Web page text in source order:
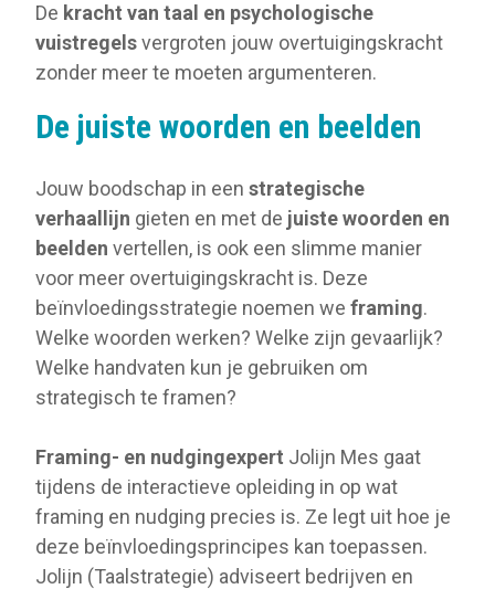
De kracht van taal en psychologische
vuistregelsvergroten jouw overtuigingskracht
zonder meer te moeten argumenteren.
De juiste woorden en beelden
Jouw boodschap in een strategische
verhaallijn gieten en met de juiste woorden en
beelden vertellen, is ook een slimme manier
voor meer overtuigingskracht is. Deze
beïnvloedingsstrategie noemen we framing.
Welke woorden werken? Welke zijn gevaarlijk?
Welke handvaten kun je gebruiken om
strategisch te framen?
Framing- en nudgingexpert Jolijn Mes gaat
tijdens de interactieve opleiding in op wat
framing en nudging precies is. Ze legt uit hoe je
deze beïnvloedingsprincipes kan toepassen.
Jolijn (Taalstrategie) adviseert bedrijven en